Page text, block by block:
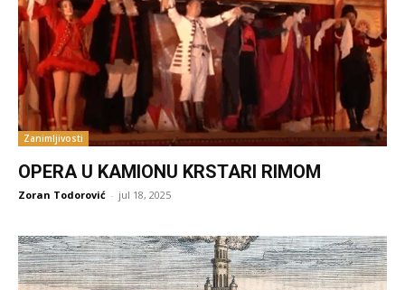
Zanimljivosti
OPERA U KAMIONU KRSTARI RIMOM
Zoran Todorović - jul 18, 2025